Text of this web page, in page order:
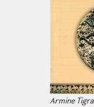
Armine